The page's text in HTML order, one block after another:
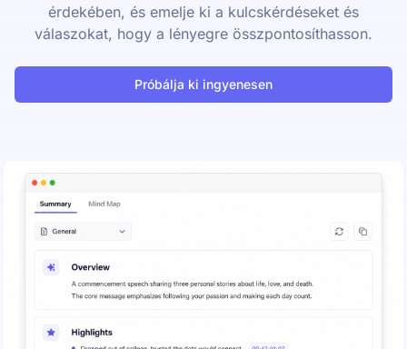
érdekében, és emelje ki a kulcskérdéseket és
válaszokat, hogy a lényegre összpontosíthasson.
Próbálja ki ingyenesen